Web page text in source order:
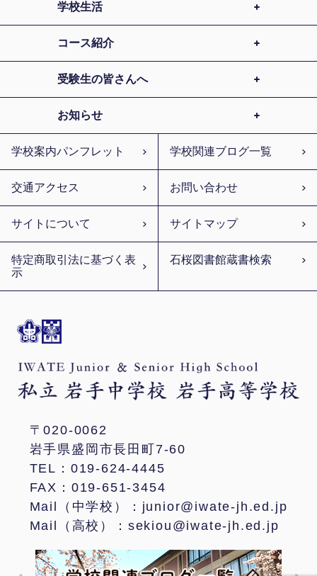
〒020-0062
岩手県盛岡市長田町7-60
TEL：019-624-4445
FAX：019-651-3454
Mail（中学校）：junior@iwate-jh.ed.jp
Mail（高校）：sekiou@iwate-jh.ed.jp
学校生活
コース紹介
受験生の皆さんへ
お知らせ
学校案内パンフレット 学校関連ブログ一覧
交通アクセス お問い合わせ
サイトについて サイトマップ
特定商取引法に基づく表
示
石桜図書館蔵書検索